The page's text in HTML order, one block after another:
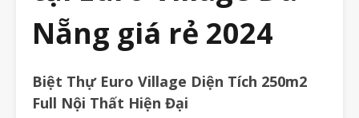
Nẵng giá rẻ 2024
Biệt Thự Euro Village Diện Tích 250m2
Full Nội Thất Hiện Đại